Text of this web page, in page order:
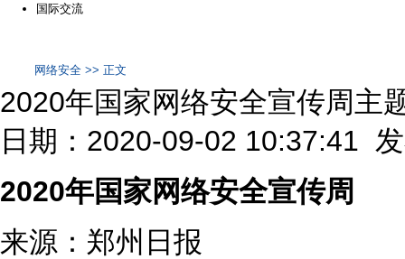
国际交流
网络安全 >> 正文
2020年国家网络安全宣传周主
日期：2020-09-02 10:37:41
2020年国家网络安全宣传周
来源：郑州日报